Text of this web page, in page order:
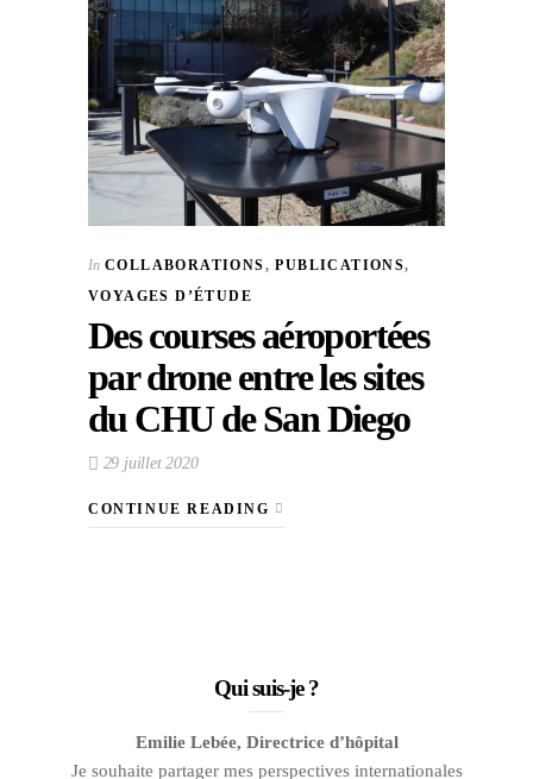
In COLLABORATIONS,PUBLICATIONS,
VOYAGES D’ÉTUDE
Des courses aéroportées
par drone entre les sites
du CHU de San Diego
29 juillet 2020
CONTINUE READING
Qui suis-je ?
Emilie Lebée, Directrice d’hôpital
Je souhaite partager mes perspectives internationales